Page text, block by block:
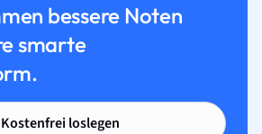
bessere Noten
smarte
Kostenfrei loslegen